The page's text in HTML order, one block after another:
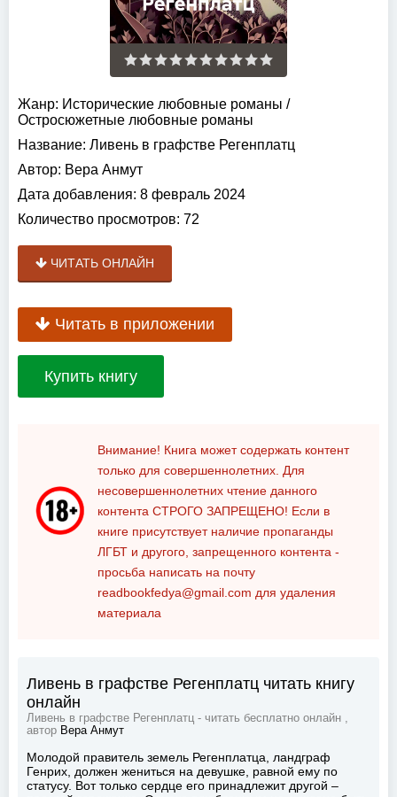
Жанр: Исторические любовные романы /
Остросюжетные любовные романы
Название: Ливень в графстве Регенплатц
Автор: Вера Анмут
Дата добавления: 8 февраль 2024
Количество просмотров: 72
ЧИТАТЬ ОНЛАЙН
Читать в приложении
Купить книгу
Внимание! Книга может содержать контент
только для совершеннолетних. Для
несовершеннолетних чтение данного
контента СТРОГО ЗАПРЕЩЕНО! Если в
книге присутствует наличие пропаганды
ЛГБТ и другого, запрещенного контента -
просьба написать на почту
readbookfedya@gmail.com для удаления
материала
Ливень в графстве Регенплатц читать книгу
онлайн
Ливень в графстве Регенплатц - читать бесплатно онлайн ,
автор Вера Анмут
Молодой правитель земель Регенплатца, ландграф
Генрих, должен жениться на девушке, равной ему по
статусу. Вот только сердце его принадлежит другой –